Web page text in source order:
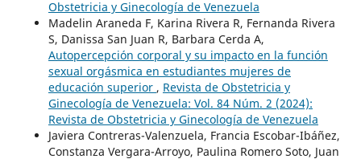
Obstetricia y Ginecología de Venezuela
Madelin Araneda F, Karina Rivera R, Fernanda Rivera
S, Danissa San Juan R, Barbara Cerda A,
Autopercepción corporal y su impacto en la función
sexual orgásmica en estudiantes mujeres de
educación superior , Revista de Obstetricia y
Ginecología de Venezuela: Vol. 84 Núm. 2 (2024):
Revista de Obstetricia y Ginecología de Venezuela
Javiera Contreras-Valenzuela, Francia Escobar-Ibáñez,
Constanza Vergara-Arroyo, Paulina Romero Soto, Juan